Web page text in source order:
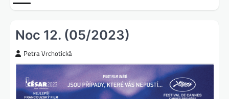
Noc 12. (05/2023)
Petra Vrchotická